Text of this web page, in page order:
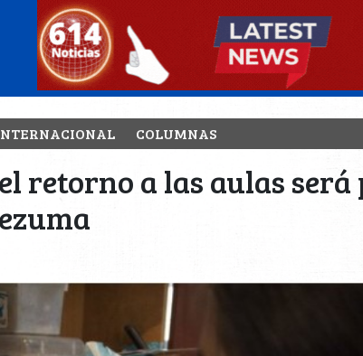
COLUMNAS
el retorno a las aulas